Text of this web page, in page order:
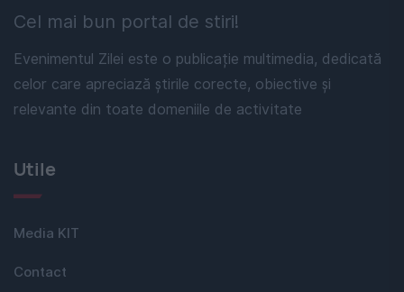
Cel mai bun portal de stiri!
Evenimentul Zilei este o publicație multimedia, dedicată
celor care apreciază știrile corecte, obiective și
relevante din toate domeniile de activitate
Utile
Media KIT
Contact